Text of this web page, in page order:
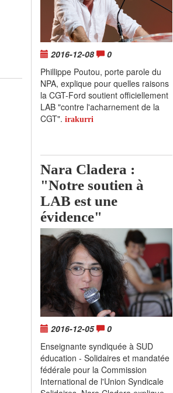
2016-12-08
0
Phillippe Poutou, porte parole du
NPA, explique pour quelles raisons
la CGT-Ford soutient officiellement
LAB "contre l'acharnement de la
CGT".irakurri
Nara Cladera :
"Notre soutien à
LAB est une
évidence"
2016-12-05
0
Enseignante syndiquée à SUD
éducation - Solidaires et mandatée
fédérale pour la Commission
International de l'Union Syndicale